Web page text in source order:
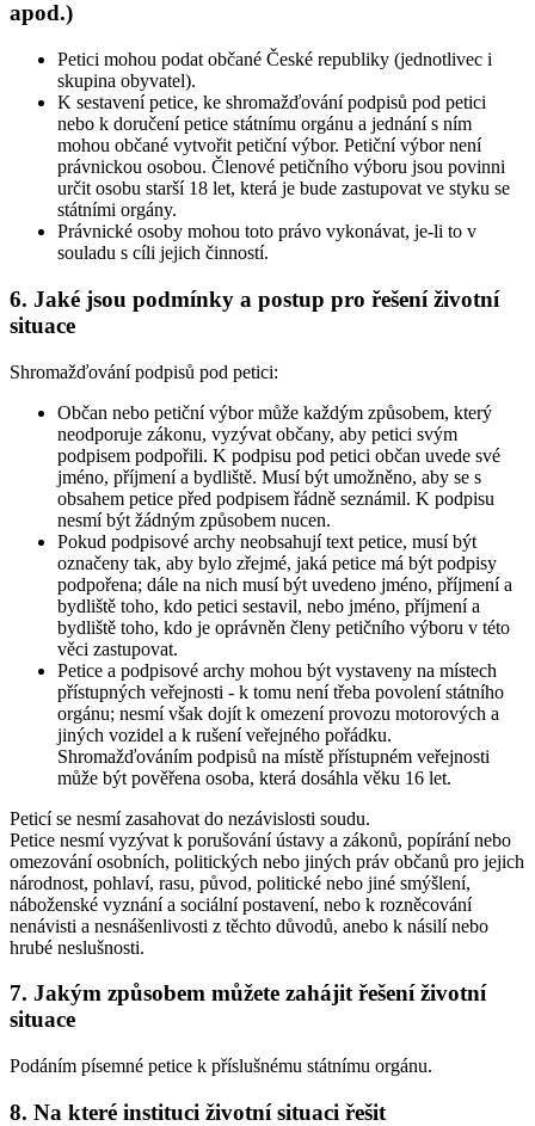
apod.)
Petici mohou podat občané České republiky (jednotlivec i
skupina obyvatel).
K sestavení petice, ke shromažďování podpisů pod petici
nebo k doručení petice státnímu orgánu a jednání s ním
mohou občané vytvořit petiční výbor. Petiční výbor není
právnickou osobou. Členové petičního výboru jsou povinni
určit osobu starší 18 let, která je bude zastupovat ve styku se
státními orgány.
Právnické osoby mohou toto právo vykonávat, je-li to v
souladu s cíli jejich činností.
6. Jaké jsou podmínky a postup pro řešení životní
situace
Shromažďování podpisů pod petici:
Občan nebo petiční výbor může každým způsobem, který
neodporuje zákonu, vyzývat občany, aby petici svým
podpisem podpořili. K podpisu pod petici občan uvede své
jméno, příjmení a bydliště. Musí být umožněno, aby se s
obsahem petice před podpisem řádně seznámil. K podpisu
nesmí být žádným způsobem nucen.
Pokud podpisové archy neobsahují text petice, musí být
označeny tak, aby bylo zřejmé, jaká petice má být podpisy
podpořena; dále na nich musí být uvedeno jméno, příjmení a
bydliště toho, kdo petici sestavil, nebo jméno, příjmení a
bydliště toho, kdo je oprávněn členy petičního výboru v této
věci zastupovat.
Petice a podpisové archy mohou být vystaveny na místech
přístupných veřejnosti - k tomu není třeba povolení státního
orgánu; nesmí však dojít k omezení provozu motorových a
jiných vozidel a k rušení veřejného pořádku.
Shromažďováním podpisů na místě přístupném veřejnosti
může být pověřena osoba, která dosáhla věku 16 let.
Peticí se nesmí zasahovat do nezávislosti soudu.
Petice nesmí vyzývat k porušování ústavy a zákonů, popírání nebo
omezování osobních, politických nebo jiných práv občanů pro jejich
národnost, pohlaví, rasu, původ, politické nebo jiné smýšlení,
náboženské vyznání a sociální postavení, nebo k rozněcování
nenávisti a nesnášenlivosti z těchto důvodů, anebo k násilí nebo
hrubé neslušnosti.
7. Jakým způsobem můžete zahájit řešení životní
situace
Podáním písemné petice k příslušnému státnímu orgánu.
8. Na které instituci životní situaci řešit